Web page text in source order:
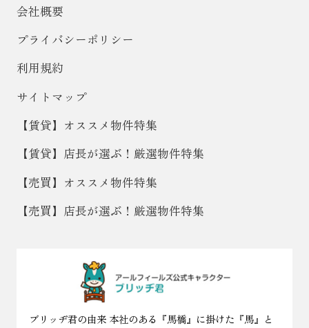
会社概要
プライバシーポリシー
利用規約
サイトマップ
【賃貸】オススメ物件特集
【賃貸】店長が選ぶ！厳選物件特集
【売買】オススメ物件特集
【売買】店長が選ぶ！厳選物件特集
ブリッヂ君の由来 本社のある『馬橋』に掛けた『馬』と